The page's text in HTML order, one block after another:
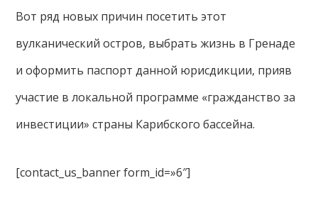
Вот ряд новых причин посетить этот
вулканический остров, выбрать жизнь в Гренаде
и оформить паспорт данной юрисдикции, прияв
участие в локальной программе «гражданство за
инвестиции» страны Карибского бассейна.
[contact_us_banner form_id=»6″]